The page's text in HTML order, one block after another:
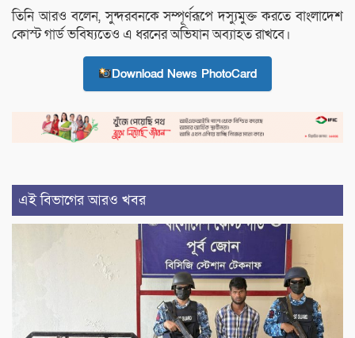
তিনি আরও বলেন, সুন্দরবনকে সম্পূর্ণরূপে দস্যুমুক্ত করতে বাংলাদেশ
কোস্ট গার্ড ভবিষ্যতেও এ ধরনের অভিযান অব্যাহত রাখবে।
Download News PhotoCard
এই বিভাগের আরও খবর